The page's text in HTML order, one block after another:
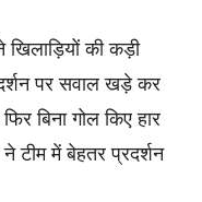
की कड़ी
पर सवाल खड़े कर
बिना गोल किए हार
टीम में बेहतर प्रदर्शन